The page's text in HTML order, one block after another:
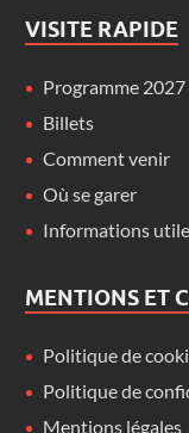
VISITE RAPIDE
Programme 2027
Billets
Comment venir
Où se garer
Informations
MENTIONS ET
Politique de
Politique de
Mentions légales